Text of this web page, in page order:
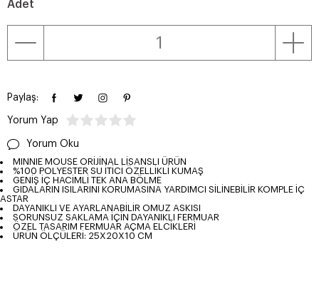
Adet
Paylaş:
Yorum Yap
Yorum Oku
MINNIE MOUSE ORİJİNAL LİSANSLI ÜRÜN
%100 POLYESTER SU İTİCİ ÖZELLİKLİ KUMAŞ
GENİŞ İÇ HACİMLİ TEK ANA BÖLME
GIDALARIN ISILARINI KORUMASINA YARDIMCI SİLİNEBİLİR KOMPLE İÇ
ASTAR
DAYANIKLI VE AYARLANABİLİR OMUZ ASKISI
SORUNSUZ SAKLAMA İÇİN DAYANIKLI FERMUAR
ÖZEL TASARIM FERMUAR AÇMA ELCİKLERİ
ÜRÜN ÖLÇÜLERİ: 25X20X10 CM